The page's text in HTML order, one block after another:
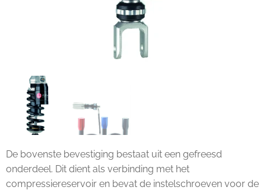
De bovenste bevestiging bestaat uit een gefreesd
onderdeel. Dit dient als verbinding met het
compressiereservoir en bevat de instelschroeven voor de